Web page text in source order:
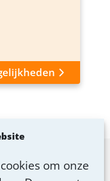
om onze